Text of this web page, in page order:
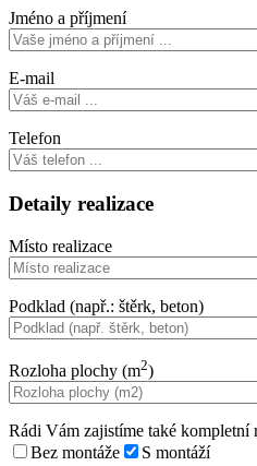
Jméno a příjmení
E-mail
Telefon
Detaily realizace
Místo realizace
Podklad (např.: štěrk, beton)
Rozloha plochy (m2)
Rádi Vám zajistíme také kompletní
Bez montáže
S montáží